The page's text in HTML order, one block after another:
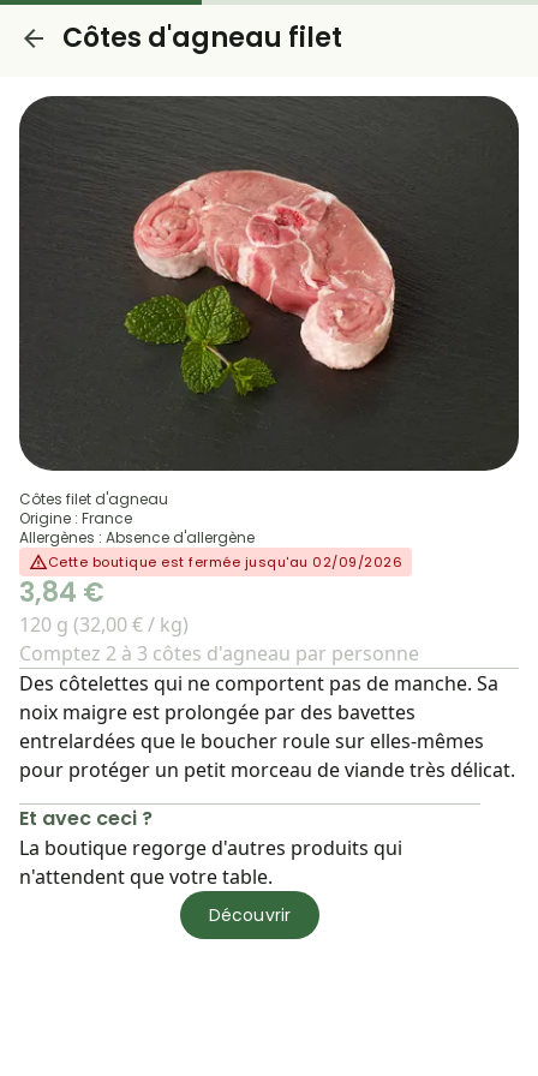
Côtes d'agneau filet
Côtes filet d'agneau
Origine : France
Allergènes : Absence d'allergène
Cette boutique est fermée jusqu'au 02/09/2026
3,84 €
120 g (32,00 € / kg)
Comptez 2 à 3 côtes d'agneau par personne
Des côtelettes qui ne comportent pas de manche. Sa
noix maigre est prolongée par des bavettes
entrelardées que le boucher roule sur elles-mêmes
pour protéger un petit morceau de viande très délicat.
Et avec ceci ?
La boutique regorge d'autres produits qui
n'attendent que votre table.
Découvrir